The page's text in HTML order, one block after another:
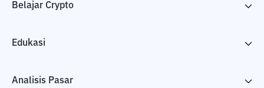
Belajar Crypto
Edukasi
Analisis Pasar